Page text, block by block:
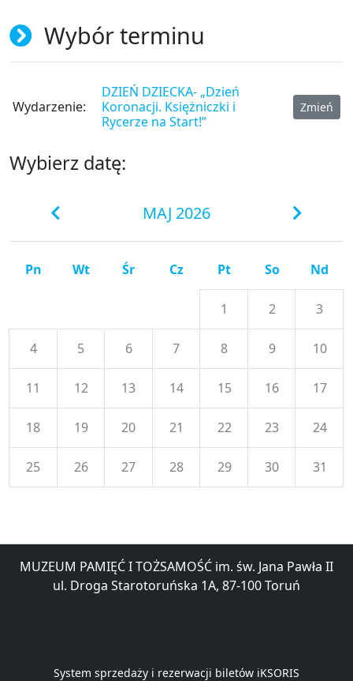
Wybór terminu
Wydarzenie:
DZIEŃ DZIECKA- „Dzień
Koronacji. Księżniczki i
Rycerze na Start!”
Zmień
Wybierz datę:
MAJ 2026
Pn Wt Śr Cz Pt So Nd
1 2 3
4 5 6 7 8 9 10
11 12 13 14 15 16 17
18 19 20 21 22 23 24
25 26 27 28 29 30 31
MUZEUM PAMIĘĆ I TOŻSAMOŚĆ im. św. Jana Pawła II
ul. Droga Starotoruńska 1A, 87-100 Toruń
System sprzedaży i rezerwacji biletów iKSORIS